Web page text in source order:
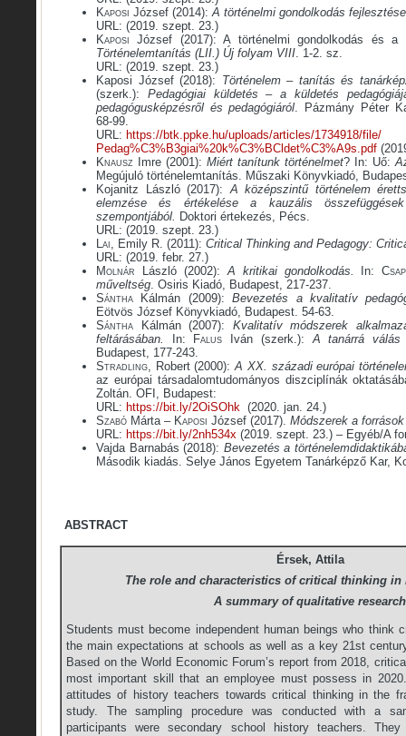
Kaposi József (2014):A történelmi gondolkodás
URL: (2019. szept. 23.)
Kaposi József (2017): A történelmi gondolkodás és a
Történelemtanítás (LII.) Új folyam VIII. 1-2. sz.
URL: (2019. szept. 23.)
Kaposi József (2018): Történelem – tanítás és
(szerk.): Pedagógiai küldetés – a küldetés
pedagógusképzésről és pedagógiáról. Pázmány Péter
68-99.
URL: https://btk.ppke.hu/uploads/articles/1734918/file/
Pedag%C3%B3giai%20k%C3%BCldet%C3%A9s.pdf
Knausz Imre (2001): Miért tanítunk történelmet? In: Uő:
Megújuló történelemtanítás. Műszaki Könyvkiadó,
Kojanitz László (2017):A középszintű történelem
elemzése és értékelése a kauzális összefüggések
szempontjából. Doktori értekezés, Pécs.
URL: (2019. szept. 23.)
Lai, Emily R. (2011): Critical Thinking and Pedagogy:
URL: (2019. febr. 27.)
Molnár László (2002):A kritikai gondolkodás. In:
műveltség. Osiris Kiadó, Budapest, 217-237.
Sántha Kálmán (2009):Bevezetés a kvalitatív
Eötvös József Könyvkiadó, Budapest. 54-63.
Sántha Kálmán (2007): Kvalitatív módszerek
feltárásában.
In: Falus Iván (szerk.):A tanárrá válás
Budapest, 177-243.
Stradling, Robert (2000):A XX. századi európai
az európai társadalomtudományos diszciplínák
Zoltán. OFI, Budapest:
URL: https://bit.ly/2OiSOhk (2020. jan. 24.)
Szabó Márta – Kaposi József (2017). Módszerek a
URL: https://bit.ly/2nh534x (2019. szept. 23.) – Egyéb/A
Vajda Barnabás (2018): Bevezetés a
Második kiadás. Selye János Egyetem Tanárképző Kar,
ABSTRACT
Érsek, Attila
The role and characteristics of critical thinking in
A summary of qualitative research
Students must become independent human beings who think
the main expectations at schools as well as a key 21st
Based on the World Economic Forum’s report from 2018,
most important skill that an employee must possess in
attitudes of history teachers towards critical thinking in the
study. The sampling procedure was conducted with a
participants were secondary school history teachers.